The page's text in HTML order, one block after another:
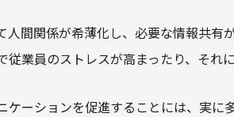
人間関係が希薄化し、必要な情報共
従業員のストレスが高まったり、それ
ケーションを促進することには、実に